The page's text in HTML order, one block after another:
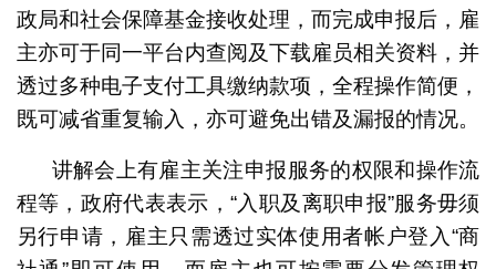
政局和社会保障基金接收处理，而完成申报后，雇
主亦可于同一平台内查阅及下载雇员相关资料，并
透过多种电子支付工具缴纳款项，全程操作简便，
既可减省重复输入，亦可避免出错及漏报的情况。
讲解会上有雇主关注申报服务的权限和操作流
程等，政府代表表示，“入职及离职申报”服务毋须
另行申请，雇主只需透过实体使用者帐户登入“商